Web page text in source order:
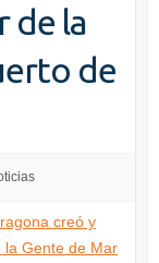
de la
de
creó y
la Gente de Mar